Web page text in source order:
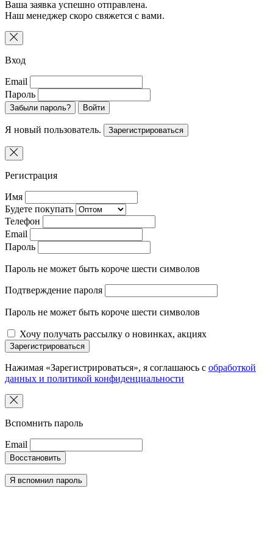
Ваша заявка успешно отправлена.
Наш менеджер скоро свяжется с вами.
Вход
Email
Пароль
Забыли пароль? Войти
Я новый пользователь. Зарегистрироваться
Регистрация
Имя
Будете покупать
Телефон
Email
Пароль
Пароль не может быть короче шести символов
Подтверждение пароля
Пароль не может быть короче шести символов
Хочу получать рассылку о новинках, акциях
Зарегистрироваться
Нажимая «Зарегистрироваться», я соглашаюсь с обработкой
данных и политикой конфиденциальности
Вспомнить пароль
Email
Восстановить
Я вспомнил пароль